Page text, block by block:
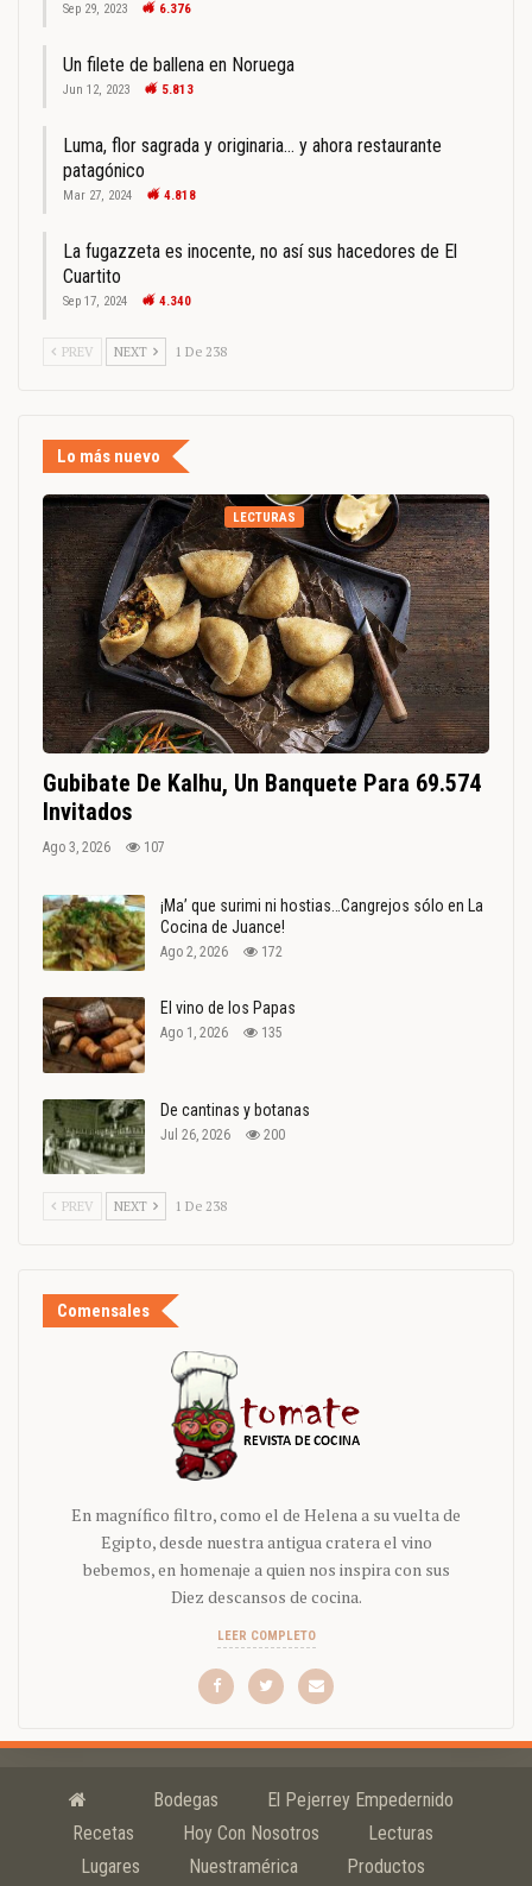
Sep 29, 2023 6.376
Un filete de ballena en Noruega
Jun 12, 2023 5.813
Luma, flor sagrada y originaria… y ahora restaurante
patagónico
Mar 27, 2024 4.818
La fugazzeta es inocente, no así sus hacedores de El
Cuartito
Sep 17, 2024 4.340
PREV NEXT 1 De 238
Lo más nuevo
LECTURAS
Gubibate De Kalhu, Un Banquete Para 69.574
Invitados
Ago 3, 2026 107
¡Ma’ que surimi ni hostias…Cangrejos sólo en La
Cocina de Juance!
Ago 2, 2026 172
El vino de los Papas
Ago 1, 2026 135
De cantinas y botanas
Jul 26, 2026 200
PREV NEXT 1 De 238
Comensales
En magnífico filtro, como el de Helena a su vuelta de
Egipto, desde nuestra antigua cratera el vino
bebemos, en homenaje a quien nos inspira con sus
Diez descansos de cocina.
LEER COMPLETO
Bodegas
El Pejerrey Empedernido
Recetas
Hoy Con Nosotros
Lecturas
Lugares
Nuestramérica Productos